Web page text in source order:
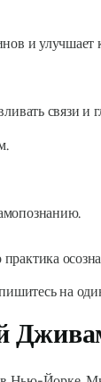
и улучшает
связи и
на